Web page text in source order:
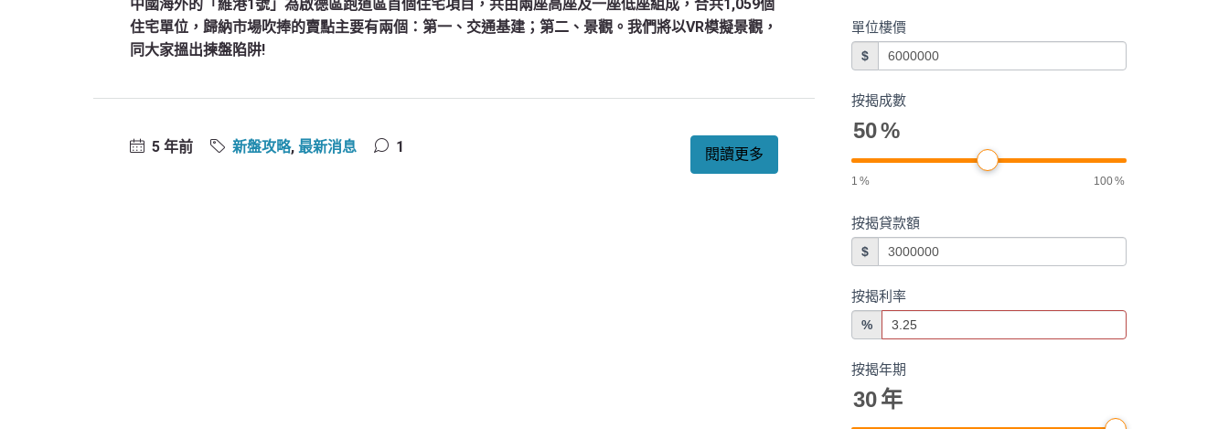
中國海外的「維港1號」為啟德區跑道區首個住宅項目，共由兩座高座及一座低座組成，合共1,059個
住宅單位，歸納市場吹捧的賣點主要有兩個：第一、交通基建；第二、景觀。我們將以VR模擬景觀，
同大家搵出揀盤陷阱!
5 年前 新盤攻略, 最新消息 1 閱讀更多
單位樓價
$
按揭成數
50%
1 % 100%
按揭貸款額
$
按揭利率
%
按揭年期
30年